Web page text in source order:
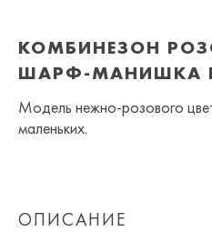
КОМБИНЕЗОН
ШАРФ-МАНИШКА
Модель нежно-розового
маленьких.
ОПИСАНИЕ